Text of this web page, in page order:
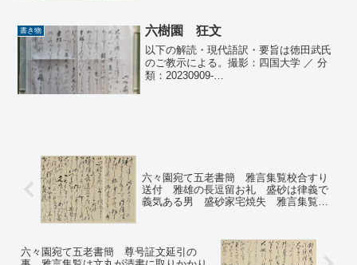
書き物 六樹園 狂文
以下の解読・現代語訳・要旨は徳田武氏
のご教示による。撮影：四国大学 ／ 分
類：20230909-
六々園宛て五老書簡 雅言集覧校合すり
送付 雅雄の長逗留お礼 盛砂は律義で
義気ある男 盛砂家宅焼失 雅言集覧序
六々園宛て五老書簡 尊号証文延引の